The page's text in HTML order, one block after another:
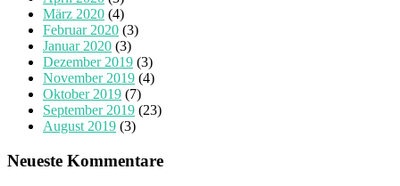
März 2020 (4)
Februar 2020 (3)
Januar 2020 (3)
Dezember 2019 (3)
November 2019 (4)
Oktober 2019 (7)
September 2019 (23)
August 2019 (3)
Neueste Kommentare